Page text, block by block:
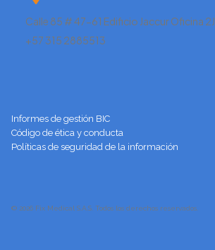
Calle 85 # 47-61 Edificio Jaccur Oficina 2J
+57 315 2885513
Informes de gestión BIC
Código de ética y conducta
Políticas de seguridad de la información
© 2026 Fix Medical S.A.S. Todos los derechos reservados.